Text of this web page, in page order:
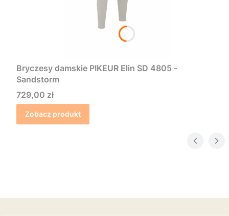
Bryczesy damskie PIKEUR Elin SD 4805 -
Sandstorm
Cena
729,00 zł
Zobacz produkt